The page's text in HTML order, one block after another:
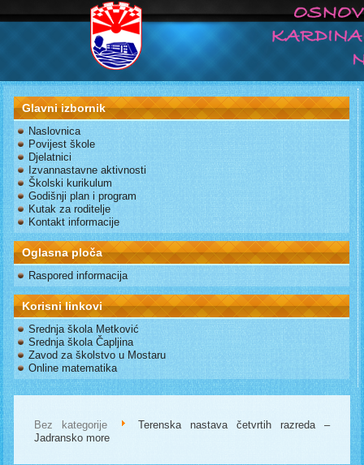
Glavni izbornik
Naslovnica
Povijest škole
Djelatnici
Izvannastavne aktivnosti
Školski kurikulum
Godišnji plan i program
Kutak za roditelje
Kontakt informacije
Oglasna ploča
Raspored informacija
Korisni linkovi
Srednja škola Metković
Srednja škola Čapljina
Zavod za školstvo u Mostaru
Online matematika
Bez kategorije
Terenska nastava četvrtih razreda –
Jadransko more